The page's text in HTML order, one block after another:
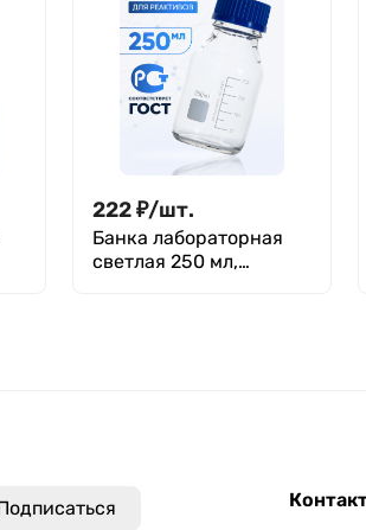
222₽/шт.
Банка лабораторная
светлая 250 мл,